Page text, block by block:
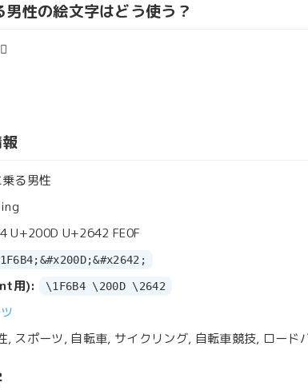
男性の絵文字はどう使う？
る男性
U+200D U+2642 FE0F
用): \1F6B4 \200D \2642
, スポーツ, 自転車, サイクリング, 自転車競技, ロード